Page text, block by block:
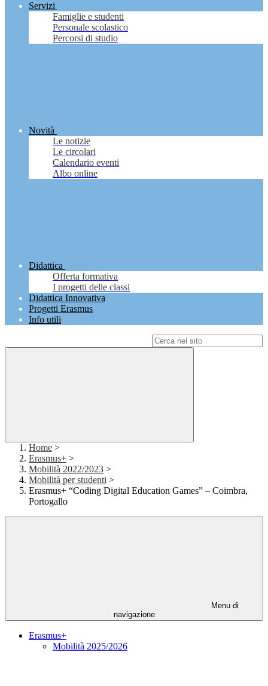
Servizi
Famiglie e studenti
Personale scolastico
Percorsi di studio
Novità
Le notizie
Le circolari
Calendario eventi
Albo online
Didattica
Offerta formativa
I progetti delle classi
Didattica Innovativa
Progetti Erasmus
Info utili
Home >
Erasmus+ >
Mobilità 2022/2023 >
Mobilità per studenti >
Erasmus+ “Coding Digital Education Games” – Coimbra,
Portogallo
Menu di
navigazione
Erasmus+
Mobilità 2025/2026